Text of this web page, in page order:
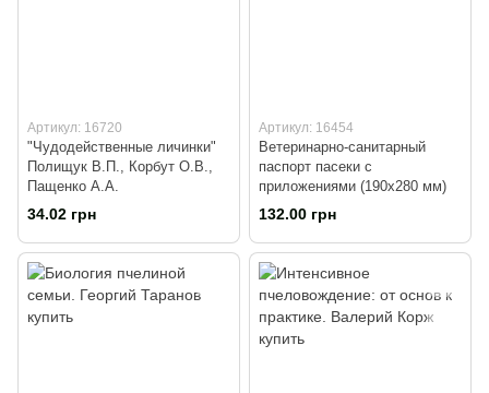
Артикул: 16720
"Чудодейственные личинки"
Полищук В.П., Корбут О.В.,
Пащенко А.А.
34.02 грн
Артикул: 16454
Ветеринарно-санитарный
паспорт пасеки с
приложениями (190х280 мм)
132.00 грн